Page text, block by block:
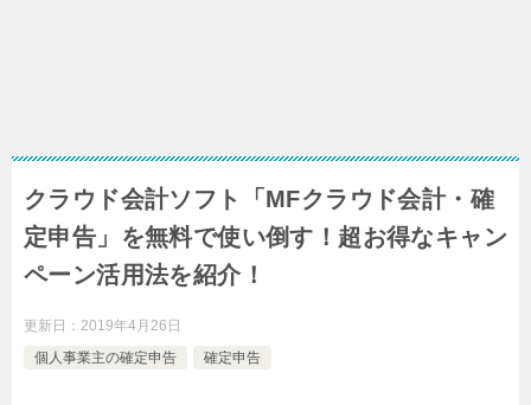
クラウド会計ソフト「MFクラウド会計・確
定申告」を無料で使い倒す！超お得なキャン
ペーン活用法を紹介！
更新日： 2019年4月26日
個人事業主の確定申告
確定申告